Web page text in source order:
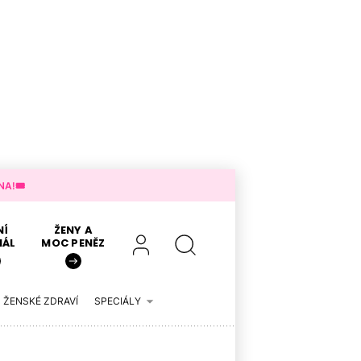
ŽENY A
MOC PENĚZ
ŽENSKÉ ZDRAVÍ SPECIÁLY